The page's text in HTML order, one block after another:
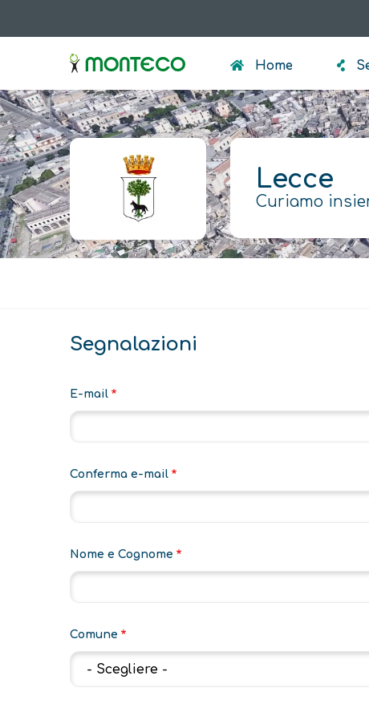
al
principale
Home
Lecce
Curiamo
Segnalazioni
E-
E-mail
Conferma e-mail
Nome e Cognome
Comune